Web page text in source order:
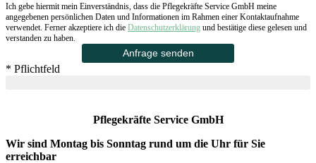
Ich gebe hiermit mein Einverständnis, dass die Pflegekräfte Service GmbH meine
angegebenen persönlichen Daten und Informationen im Rahmen einer Kontaktaufnahme
verwendet. Ferner akzeptiere ich die Datenschutzerklärung und bestätige diese gelesen und
verstanden zu haben.
* Pflichtfeld
Pflegekräfte Service GmbH
Wir sind Montag bis Sonntag rund um die Uhr für Sie
erreichbar